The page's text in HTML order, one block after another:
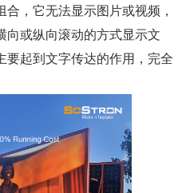
，它无法显示图片或视频，
向或纵向滚动的方式显示文
起到文字传达的作用，完全